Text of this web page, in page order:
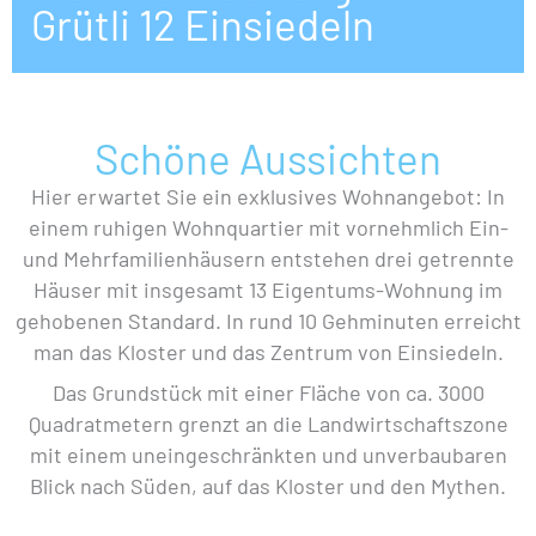
Grütli 12 Einsiedeln
Schöne Aussichten
Hier erwartet Sie ein exklusives Wohnangebot: In
einem ruhigen Wohnquartier mit vornehmlich Ein-
und Mehrfamilienhäusern entstehen drei getrennte
Häuser mit insgesamt 13 Eigentums-Wohnung im
gehobenen Standard. In rund 10 Gehminuten erreicht
man das Kloster und das Zentrum von Einsiedeln.
Das Grundstück mit einer Fläche von ca. 3000
Quadratmetern grenzt an die Landwirtschaftszone
mit einem uneingeschränkten und unverbaubaren
Blick nach Süden, auf das Kloster und den Mythen.